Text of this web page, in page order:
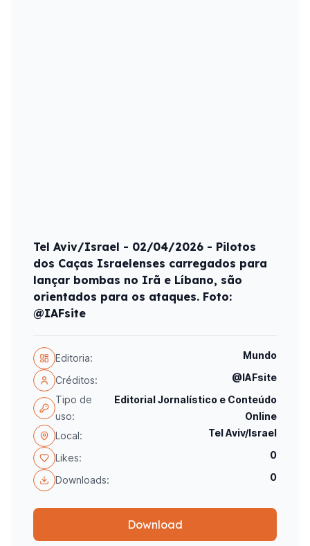
Tel Aviv/Israel - 02/04/2026 - Pilotos
dos Caças Israelenses carregados para
lançar bombas no Irã e Líbano, são
orientados para os ataques. Foto:
@IAFsite
Editoria: Mundo
Créditos:
@IAFsite
Tipo de
uso:
Editorial Jornalístico e Conteúdo
Online
Local:
Tel Aviv/Israel
Likes: 0
Downloads: 0
Download